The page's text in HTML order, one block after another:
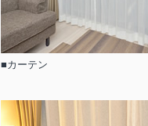
■カーテン